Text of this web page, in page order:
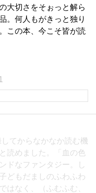
大切さをそぉっと解ら
。何人もがきっと独り
この本、今こそ皆が読
てからなかなか読む機
読めました。「血の色
ドなファンタジー。し
どもだましのふわふわ
はなく、（ふむふむ、